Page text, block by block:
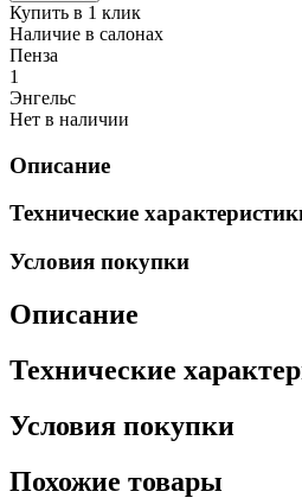
Купить в 1 клик
Наличие в салонах
Пенза
1
Энгельс
Нет в наличии
Описание
Технические
Условия покупки
Описание
Технические
Условия покупки
Похожие товары